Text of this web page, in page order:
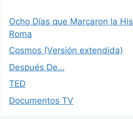
Ocho Días que Marcaron la
Roma
Cosmos (Versión extendida)
Después De…
TED
Documentos TV